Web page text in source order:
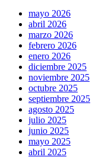
mayo 2026
abril 2026
marzo 2026
febrero 2026
enero 2026
diciembre 2025
noviembre 2025
octubre 2025
septiembre 2025
agosto 2025
julio 2025
junio 2025
mayo 2025
abril 2025